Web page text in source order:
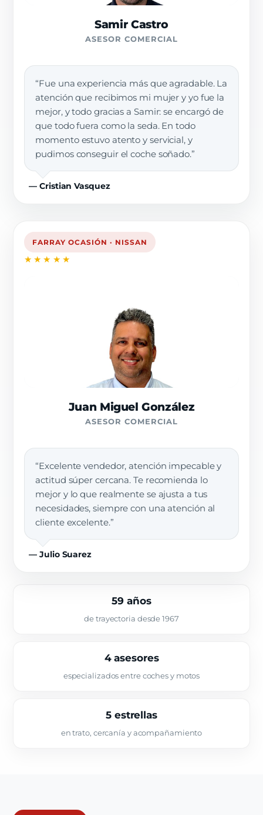
Samir Castro
ASESOR COMERCIAL
“Fue una experiencia más que agradable. La
atención que recibimos mi mujer y yo fue la
mejor, y todo gracias a Samir: se encargó de
que todo fuera como la seda. En todo
momento estuvo atento y servicial, y
pudimos conseguir el coche soñado.”
— Cristian Vasquez
FARRAY OCASIÓN · NISSAN
★★★★★
Juan Miguel González
ASESOR COMERCIAL
“Excelente vendedor, atención impecable y
actitud súper cercana. Te recomienda lo
mejor y lo que realmente se ajusta a tus
necesidades, siempre con una atención al
cliente excelente.”
— Julio Suarez
59 años
de trayectoria desde 1967
4 asesores
especializados entre coches y motos
5 estrellas
en trato, cercanía y acompañamiento